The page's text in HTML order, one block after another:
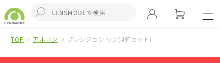
TOP アルコン プレシジョン ワン(4箱セット)